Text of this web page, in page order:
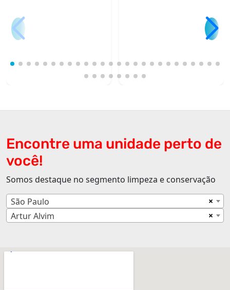
Encontre uma unidade perto de
você!
Somos destaque no segmento limpeza e conservação
×
São Paulo
×
Artur Alvim